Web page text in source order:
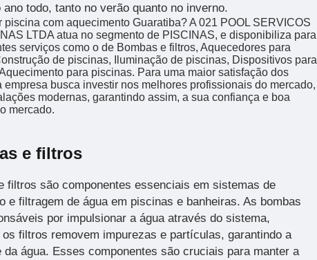
ano todo, tanto no verão quanto no inverno.
piscina com aquecimento Guaratiba? A 021 POOL SERVICOS
LTDA atua no segmento de PISCINAS, e disponibiliza para
serviços como o de Bombas e filtros, Aquecedores para
de piscinas, Iluminação de piscinas, Dispositivos para
para piscinas. Para uma maior satisfação dos
empresa busca investir nos melhores profissionais do mercado,
modernas, garantindo assim, a sua confiança e boa
mercado.
e filtros
filtros são componentes essenciais em sistemas de
e filtragem de água em piscinas e banheiras. As bombas
por impulsionar a água através do sistema,
os filtros removem impurezas e partículas, garantindo a
da água. Esses componentes são cruciais para manter a